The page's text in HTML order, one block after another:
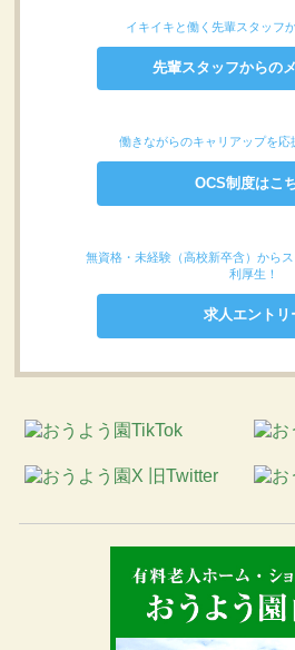
イキイキと働く先輩スタッフ
先輩スタッフからの
働きながらのキャリアップを応
OCS制度はこ
無資格・未経験（高校新卒含）から
利厚生！
求人エントリ